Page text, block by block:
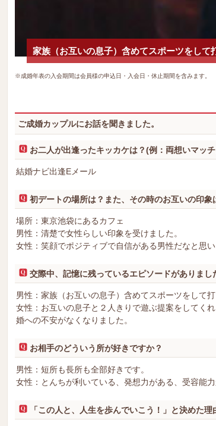
家族（お互いの息子）含めてスポーツをして
※成婚年表の入会期間は会員様の申込日・入会日・休止期間を含みます。
ご成婚カップルにお話を聞きました。
お二人が出逢ったキッカケは？(例：両想いマッ
結婚ナビ出逢Eメール
初デートの場所は？また、その時のお互いの印象
場所：東京池袋にあるカフェ
男性：清楚で女性らしい印象を受けました。
女性：笑顔でポジティブで自信がある男性だなと思い
交際中、記憶に残っているエピソードがありまし
男性：家族（お互いの息子）含めてスポーツをして
女性：お互いの息子と２人きりで遊ぶ提案をしてく
婚への不安がなくなりました。
お相手のどういう所が好きですか？
男性：短所も長所も全部好きです。
女性：とんちが利いている、発想力がある、受容能
「この人と、人生を歩んでいこう！」と決めた理